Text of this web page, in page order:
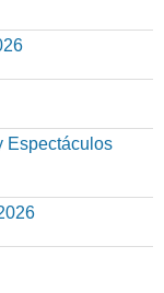
Espectáculos